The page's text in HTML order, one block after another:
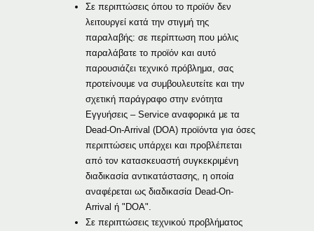
Σε περιπτώσεις όπου το προϊόν δεν
λειτουργεί κατά την στιγμή της
παραλαβής: σε περίπτωση που μόλις
παραλάβατε το προϊόν και αυτό
παρουσιάζει τεχνικό πρόβλημα, σας
προτείνουμε να συμβουλευτείτε και την
σχετική παράγραφο στην ενότητα
Εγγυήσεις – Service αναφορικά με τα
Dead-On-Arrival (DOA) προϊόντα για όσες
περιπτώσεις υπάρχει και προβλέπεται
από τον κατασκευαστή συγκεκριμένη
διαδικασία αντικατάστασης, η οποία
αναφέρεται ως διαδικασία Dead-On-
Arrival ή "DOA".
Σε περιπτώσεις τεχνικού προβλήματος